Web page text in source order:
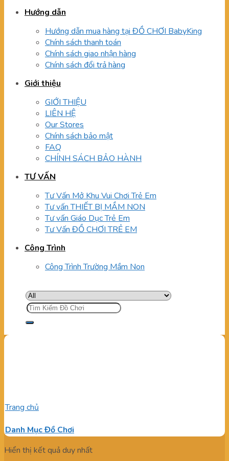
Hướng dẫn
Hướng dẫn mua hàng tại ĐỒ CHƠI BabyKing
Chính sách thanh toán
Chính sách giao nhận hàng
Chính sách đổi trả hàng
Giới thiệu
GIỚI THIỆU
LIÊN HỆ
Our Stores
Chính sách bảo mật
FAQ
CHÍNH SÁCH BẢO HÀNH
TƯ VẤN
Tư Vấn Mở Khu Vui Chơi Trẻ Em
Tư vấn THIẾT BỊ MẦM NON
Tư vấn Giáo Dục Trẻ Em
Tư Vấn ĐỒ CHƠI TRẺ EM
Công Trình
Công Trình Trường Mầm Non
Tìm
kiếm:
Trang chủ
Danh Mục Đồ Chơi
Hiển thị kết quả duy nhất